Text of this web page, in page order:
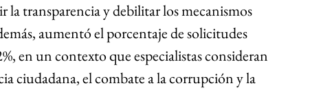
transparencia y debilitar los mecanismos
aumentó el porcentaje de solicitudes
en un contexto que especialistas consideran
ciudadana, el combate a la corrupción y la